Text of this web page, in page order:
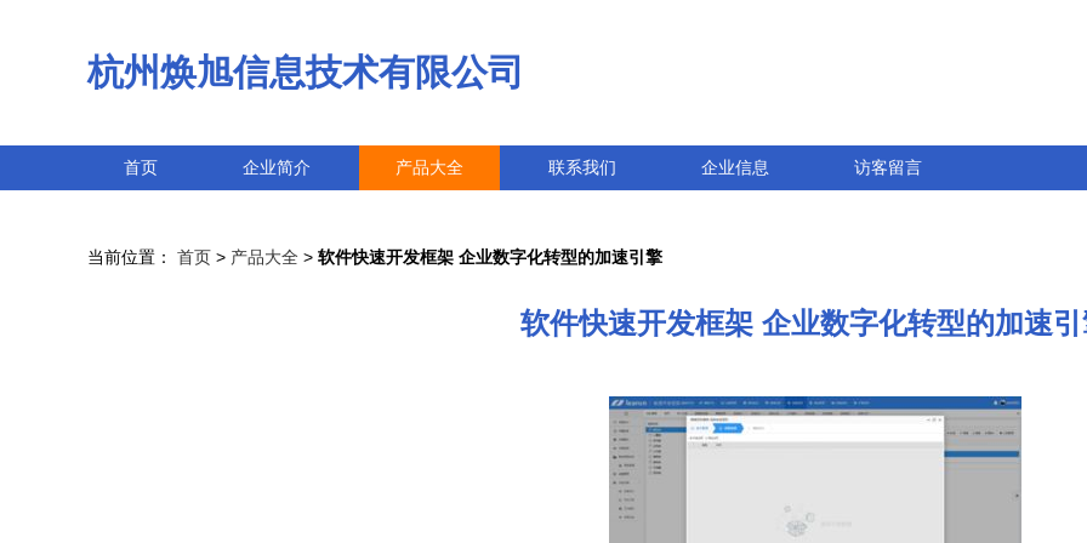
杭州焕旭信息技术有限公司
首页 企业简介 产品大全 联系我们 企业信息 访客留言
当前位置： 首页 > 产品大全 > 软件快速开发框架 企业数字化转型的加速引擎
软件快速开发框架 企业数字化转型的加速